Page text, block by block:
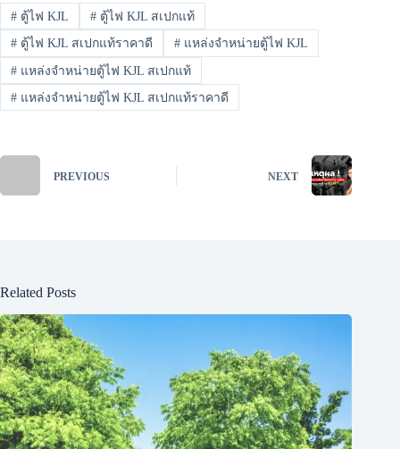
#ตู้ไฟ KJL #ตู้ไฟ KJL สเปกแท้
#ตู้ไฟ KJL สเปกแท้ราคาดี #แหล่งจำหน่ายตู้ไฟ KJL
#แหล่งจำหน่ายตู้ไฟ KJL สเปกแท้
#แหล่งจำหน่ายตู้ไฟ KJL สเปกแท้ราคาดี
PREVIOUS NEXT
Related Posts